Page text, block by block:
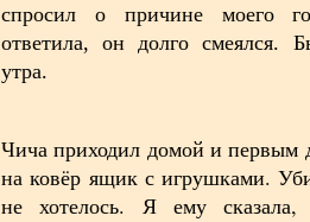
спросил о причине моего
ответила, он долго смеялся.
утра.
Чича приходил домой и первым
на ковёр ящик с игрушками.
не хотелось. Я ему